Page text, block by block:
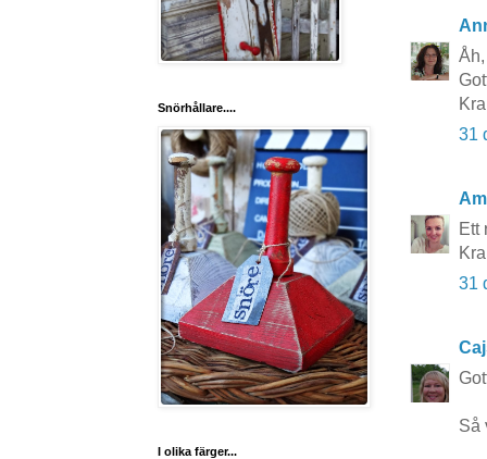
31
Ett
31
Så
Snörhållare....
I olika färger...